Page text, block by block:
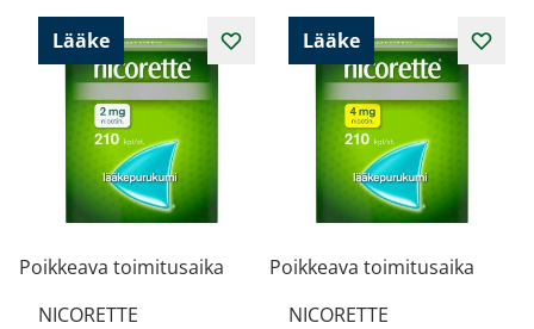
Lääke
Poikkeava toimitusaika
NICORETTE
Lääke
Poikkeava toimitusaika
NICORETTE